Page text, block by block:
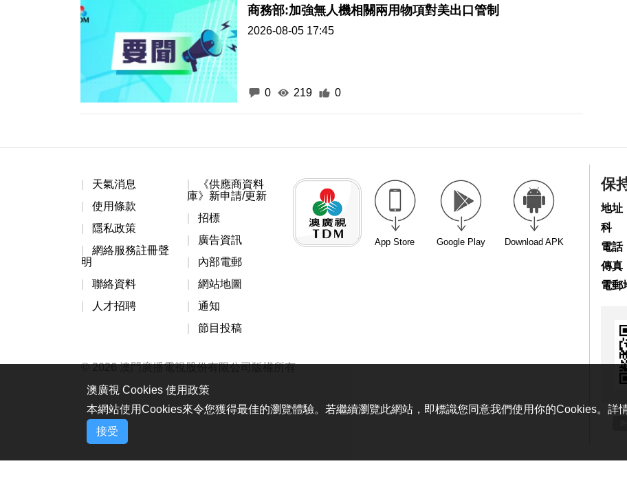
商務部:加強無人機相關兩用物項對美出口管制
2026-08-05 17:45
0 219 0
天氣消息
使用條款
隱私政策
網絡服務註冊聲
明
聯絡資料
人才招聘
《供應商資料
庫》新申請/更新
招標
廣告資訊
內部電郵
網站地圖
通知
節目投稿
App Store Google Play Download APK
© 2026 澳門廣播電視股份有限公司版權所有
保
地址
科
電話
傳真
電郵
澳廣視 Cookies 使用政策
本網站使用Cookies來令您獲得最佳的瀏覽體驗。若繼續瀏覽此網站，即標識您同意我們使用你的Cookies。詳
接受